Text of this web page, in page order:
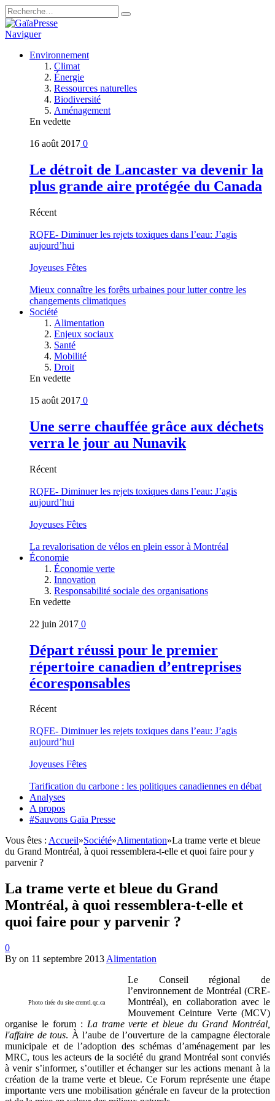
Naviguer
Environnement
Climat
Énergie
Ressources naturelles
Biodiversité
Aménagement
En vedette
16 août 2017 0
Le détroit de Lancaster va devenir la
plus grande aire protégée du Canada
Récent
RQFE- Diminuer les rejets toxiques dans l’eau: J’agis
aujourd’hui
Joyeuses Fêtes
Mieux connaître les forêts urbaines pour lutter contre les
changements climatiques
Société
Alimentation
Enjeux sociaux
Santé
Mobilité
Droit
En vedette
15 août 2017 0
Une serre chauffée grâce aux déchets
verra le jour au Nunavik
Récent
RQFE- Diminuer les rejets toxiques dans l’eau: J’agis
aujourd’hui
Joyeuses Fêtes
La revalorisation de vélos en plein essor à Montréal
Économie
Économie verte
Innovation
Responsabilité sociale des organisations
En vedette
22 juin 2017 0
Départ réussi pour le premier
répertoire canadien d’entreprises
écoresponsables
Récent
RQFE- Diminuer les rejets toxiques dans l’eau: J’agis
aujourd’hui
Joyeuses Fêtes
Tarification du carbone : les politiques canadiennes en débat
Analyses
A propos
#Sauvons Gaïa Presse
Vous êtes : Accueil»Société»Alimentation»La trame verte et bleue
du Grand Montréal, à quoi ressemblera-t-elle et quoi faire pour y
parvenir ?
La trame verte et bleue du Grand
Montréal, à quoi ressemblera-t-elle et
quoi faire pour y parvenir ?
0
By on 11 septembre 2013 Alimentation
Photo tirée du site cremtl.qc.ca
Le Conseil régional de
l’environnement de Montréal (CRE-
Montréal), en collaboration avec le
Mouvement Ceinture Verte (MCV)
organise le forum : La trame verte et bleue du Grand Montréal,
l'affaire de tous. À l’aube de l’ouverture de la campagne électorale
municipale et de l’adoption des schémas d’aménagement par les
MRC, tous les acteurs de la société du grand Montréal sont conviés
à venir s’informer, s’outiller et échanger sur les actions menant à la
création de la trame verte et bleue. Ce Forum représente une étape
importante vers une mobilisation générale en faveur de la protection